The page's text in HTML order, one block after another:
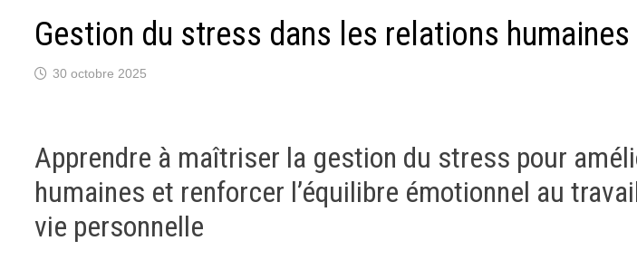
Gestion du stress dans les relations humaines
30 octobre 2025
Apprendre à maîtriser la gestion du stress pour
humaines et renforcer l’équilibre émotionnel au
vie personnelle